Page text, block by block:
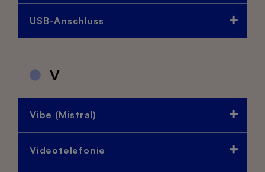
USB-Anschluss
V
Vibe (Mistral)
Videotelefonie